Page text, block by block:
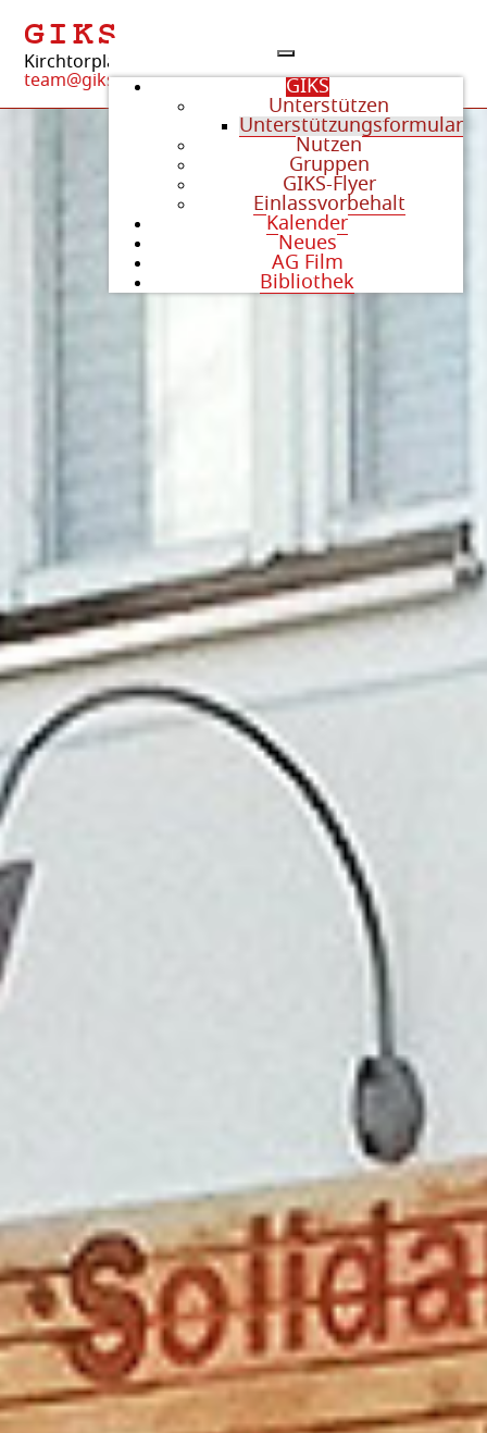
GIKS
Unterstützen
Unterstützungsformular
Nutzen
Gruppen
GIKS-Flyer
Einlassvorbehalt
Kalender
Neues
AG Film
Bibliothek
GIKS
Kirchtorplatz 4 | 84405 Dorfen
team@giks-dorfen.org